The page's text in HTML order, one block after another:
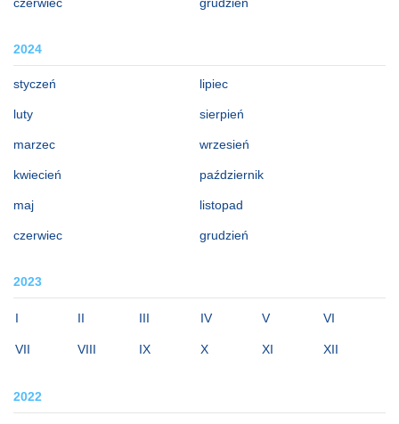
czerwiec grudzień
2024
styczeń
luty
marzec
kwiecień
maj
czerwiec
lipiec
sierpień
wrzesień
październik
listopad
grudzień
2023
I II III IV V VI
VII VIII IX X XI XII
2022